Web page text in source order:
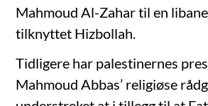
Mahmoud Al-Zahar til en
tilknyttet Hizbollah.
Tidligere har palestinernes
Mahmoud Abbas’ religiøse